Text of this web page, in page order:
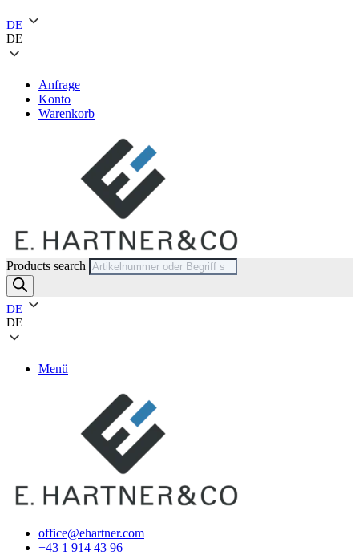
DE
DE
Anfrage
Konto
Warenkorb
Products search
DE
DE
Menü
office@ehartner.com
+43 1 914 43 96